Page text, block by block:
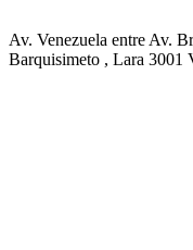
Av. Venezuela entre Av.
Barquisimeto , Lara 3001